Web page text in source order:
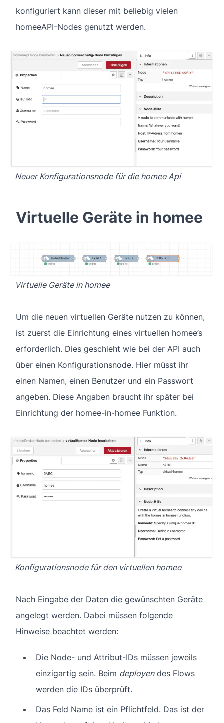
konfiguriert kann dieser mit beliebig vielen
homeeAPI-Nodes genutzt werden.
Neuer Konfigurationsnode für die homee Api
Virtuelle Geräte in homee
Virtuelle Geräte in homee
Um die neuen virtuellen Geräte nutzen zu können,
ist zuerst die Einrichtung eines virtuellen homee’s
erforderlich. Dies geschieht wie bei der API auch
über einen Konfigurationsnode. Hier müsst ihr
einen Namen, einen Benutzer und ein Passwort
angeben. Diese Angaben braucht ihr später bei
Einrichtung der homee-in-homee Funktion.
Konfigurationsnode für den virtuellen homee
Nach Eingabe der Daten die gewünschten Geräte
angelegt werden. Dabei müssen folgende
Hinweise beachtet werden:
Die Node- und Attribut-IDs müssen jeweils
einzigartig sein. Beim deployendes Flows
werden die IDs überprüft.
Das Feld Name ist ein Pflichtfeld. Das ist der